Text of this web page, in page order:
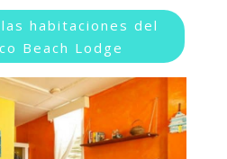
habitaciones del
Beach Lodge